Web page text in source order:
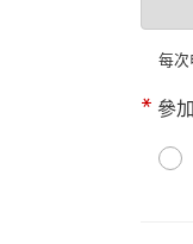
每次
參